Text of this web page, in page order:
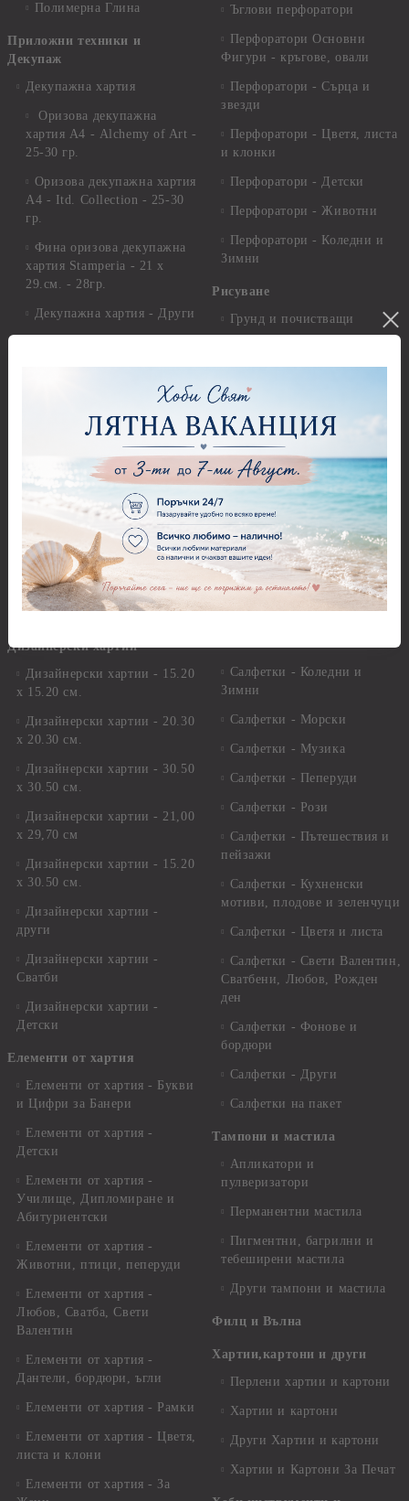
Полимерна Глина
Приложни техники и
Декупаж
Декупажна хартия
Оризова декупажна
хартия А4 - Alchemy of Art -
25-30 гр.
Оризова декупажна хартия
А4 - Itd. Collection - 25-30
гр.
Фина оризова декупажна
хартия Stamperia - 21 х
29.см. - 28гр.
Декупажна хартия - Други
Грунд, Основи, Релефни
Варак, Шлак метал, Фолио,
Лакове и защитни покрития
Лепила
Краклета и медиуми
Шаблони
Инструменти и пособия
Дизайнерски хартии
Дизайнерски хартии - 15.20
х 15.20 см.
Дизайнерски хартии - 20.30
х 20.30 см.
Дизайнерски хартии - 30.50
х 30.50 см.
Дизайнерски хартии - 21,00
х 29,70 см
Дизайнерски хартии - 15.20
x 30.50 см.
Дизайнерски хартии -
други
Дизайнерски хартии -
Сватби
Дизайнерски хартии -
Детски
Елементи от хартия
Елементи от хартия - Букви
и Цифри за Банери
Елементи от хартия -
Детски
Елементи от хартия -
Училище, Дипломиране и
Абитуриентски
Елементи от хартия -
Животни, птици, пеперуди
Елементи от хартия -
Любов, Сватба, Свети
Валентин
Елементи от хартия -
Дантели, бордюри, ъгли
Елементи от хартия - Рамки
Елементи от хартия - Цветя,
листа и клони
Елементи от хартия - За
Ъглови перфоратори
Перфоратори Основни
Фигури - кръгове, овали
Перфоратори - Сърца и
звезди
Перфоратори - Цветя, листа
и клонки
Перфоратори - Детски
Перфоратори - Животни
Перфоратори - Коледни и
Зимни
Рисуване
Грунд и почистващи
разтвори
Платна за рисуване
Стативи и поставки
Четки и инструменти
Моливи, акварелни
комплекти
Свещи
Салфетки
Салфетки - Великден
Салфетки - Детски
Салфетки - Коледни и
Зимни
Салфетки - Морски
Салфетки - Музика
Салфетки - Пеперуди
Салфетки - Рози
Салфетки - Пътешествия и
пейзажи
Салфетки - Кухненски
мотиви, плодове и зеленчуци
Салфетки - Цветя и листа
Салфетки - Свети Валентин,
Сватбени, Любов, Рожден
ден
Салфетки - Фонове и
бордюри
Салфетки - Други
Салфетки на пакет
Тампони и мастила
Апликатори и
пулверизатори
Перманентни мастила
Пигментни, багрилни и
тебеширени мастила
Други тампони и мастила
Филц и Вълна
Хартии,картони и други
Перлени хартии и картони
Хартии и картони
Други Хартии и картони
Хартии и Картони За Печат